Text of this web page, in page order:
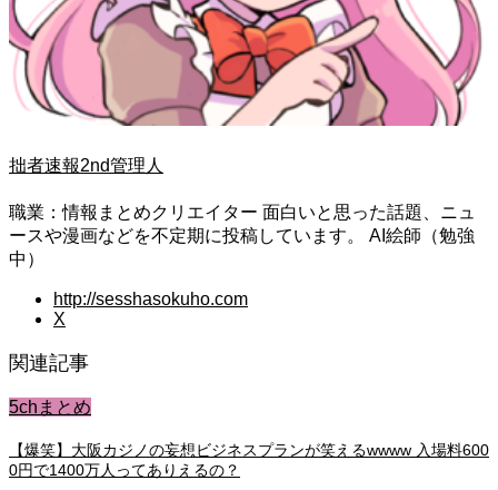
拙者速報2nd管理人
職業：情報まとめクリエイター 面白いと思った話題、ニュ
ースや漫画などを不定期に投稿しています。 AI絵師（勉強
中）
http://sesshasokuho.com
X
関連記事
5chまとめ
【爆笑】大阪カジノの妄想ビジネスプランが笑えるwwww 入場料600
0円で1400万人ってありえるの？